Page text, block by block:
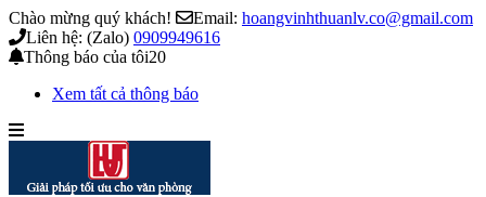
Chào mừng quý khách! Email: hoangvinhthuanlv.co@gmail.com
Liên hệ: (Zalo) 0909949616
Thông báo của tôi20
Xem tất cả thông báo